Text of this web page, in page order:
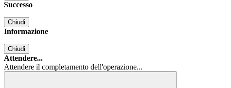
Successo
Chiudi
Informazione
Chiudi
Attendere...
Attendere il completamento dell'operazione...